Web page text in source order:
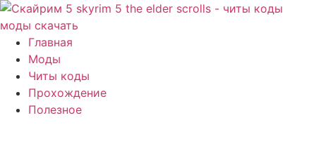
Перейти
к
содержимому
Главная
Моды
Читы коды
Прохождение
Полезное